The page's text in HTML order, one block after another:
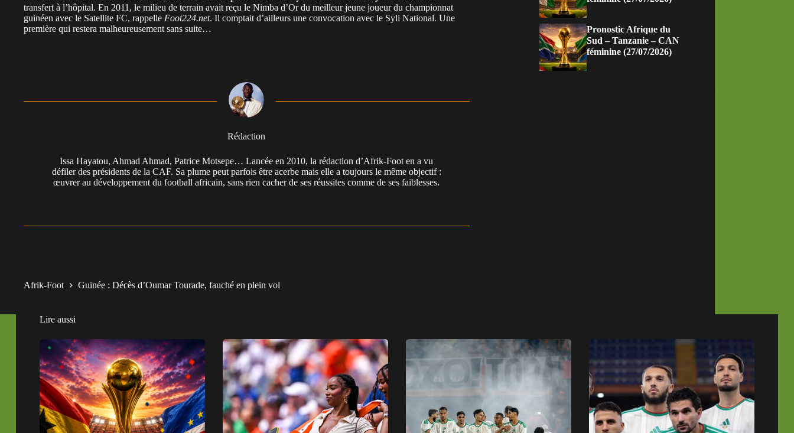
transfert à l’hôpital. En 2011, le milieu de terrain avait reçu le Nimba d’Or du meilleur jeune joueur du championnat
guinéen avec le Satellite FC, rappelle Foot224.net. Il comptait d’ailleurs une convocation avec le Syli National. Une
première qui restera malheureusement sans suite…
Rédaction
Issa Hayatou, Ahmad Ahmad, Patrice Motsepe… Lancée en 2010, la rédaction d’Afrik-Foot en a vu
défiler des présidents de la CAF. Sa plume peut parfois être acerbe mais elle a toujours le même objectif :
œuvrer au développement du football africain, sans rien cacher de ses réussites comme de ses faiblesses.
Pronostic Afrique du
Sud – Tanzanie – CAN
féminine (27/07/2026)
Afrik-Foot Guinée : Décès d’Oumar Tourade, fauché en plein vol
Lire aussi